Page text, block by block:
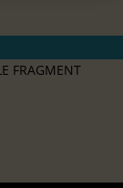
FRAGMENT